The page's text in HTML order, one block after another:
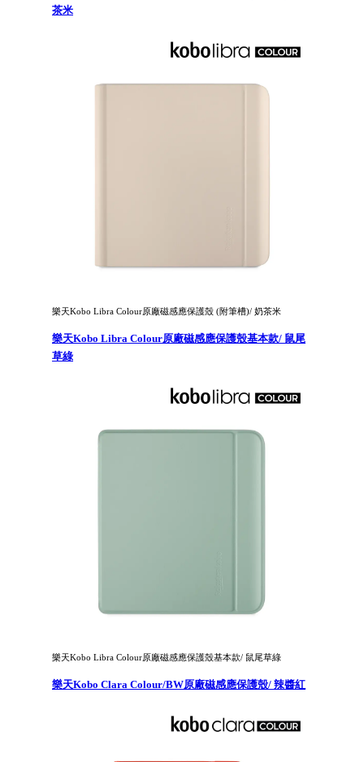
茶米
樂天Kobo Libra Colour原廠磁感應保護殼 (附筆槽)/ 奶茶米
樂天Kobo Libra Colour原廠磁感應保護殼基本款/ 鼠尾
草綠
樂天Kobo Libra Colour原廠磁感應保護殼基本款/ 鼠尾草綠
樂天Kobo Clara Colour/BW原廠磁感應保護殼/ 辣醬紅